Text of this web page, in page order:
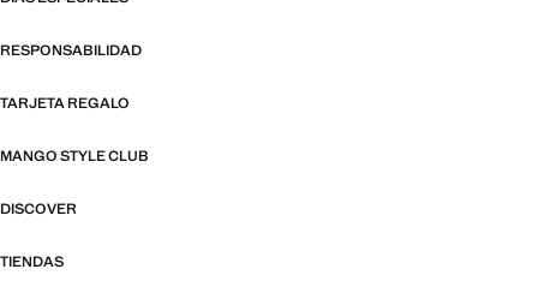
RESPONSABILIDAD
TARJETA REGALO
MANGO STYLE CLUB
DISCOVER
TIENDAS